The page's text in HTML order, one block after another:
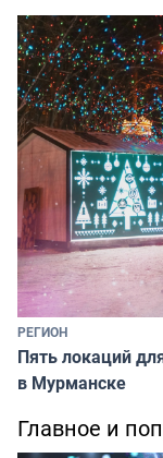
РЕГИОН
Пять локаций
в Мурманске
Главное и